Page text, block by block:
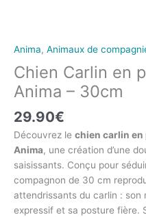
Anima, Animaux de
Chien Carlin en
Anima – 30cm
29.90€
Découvrez le chien carlin en
Anima, une création d’une
saisissants. Conçu pour
compagnon de 30 cm
attendrissants du carlin : son
expressif et sa posture fière.